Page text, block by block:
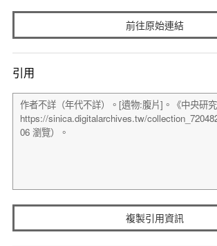
前往原始連結
引用
複製引用資訊